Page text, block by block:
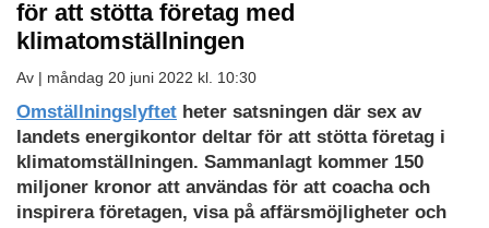
för att stötta företag med
klimatomställningen
Av | måndag 20 juni 2022 kl. 10:30
Omställningslyftet heter satsningen där sex av
landets energikontor deltar för att stötta företag i
klimatomställningen. Sammanlagt kommer 150
miljoner kronor att användas för att coacha och
inspirera företagen, visa på affärsmöjligheter och